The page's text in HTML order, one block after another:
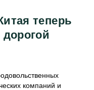
теперь
компаний и